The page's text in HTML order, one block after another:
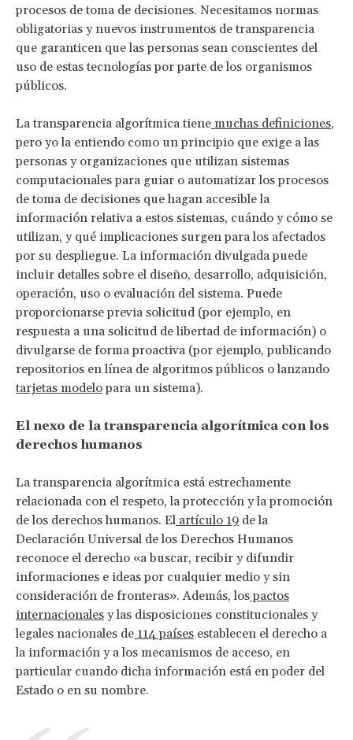
procesos de toma de decisiones. Necesitamos normas
obligatorias y nuevos instrumentos de transparencia
que garanticen que las personas sean conscientes del
uso de estas tecnologías por parte de los organismos
públicos.
La transparencia algorítmica tiene muchas definiciones,
pero yo la entiendo como un principio que exige a las
personas y organizaciones que utilizan sistemas
computacionales para guiar o automatizar los procesos
de toma de decisiones que hagan accesible la
información relativa a estos sistemas, cuándo y cómo se
utilizan, y qué implicaciones surgen para los afectados
por su despliegue. La información divulgada puede
incluir detalles sobre el diseño, desarrollo, adquisición,
operación, uso o evaluación del sistema. Puede
proporcionarse previa solicitud (por ejemplo, en
respuesta a una solicitud de libertad de información) o
divulgarse de forma proactiva (por ejemplo, publicando
repositorios en línea de algoritmos públicos o lanzando
tarjetas modelopara un sistema).
El nexo de la transparencia algorítmica con los
derechos humanos
La transparencia algorítmica está estrechamente
relacionada con el respeto, la protección y la promoción
de los derechos humanos. El artículo 19 de la
Declaración Universal de los Derechos Humanos
reconoce el derecho «a buscar, recibir y difundir
informaciones e ideas por cualquier medio y sin
consideración de fronteras». Además, lospactos
internacionales y las disposiciones constitucionales y
legales nacionales de 114 países establecen el derecho a
la información y a los mecanismos de acceso, en
particular cuando dicha información está en poder del
Estado o en su nombre.